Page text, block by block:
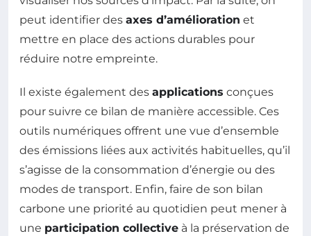
peut identifier des axes d’amélioration et
mettre en place des actions durables pour
réduire notre empreinte.
Il existe également des applications conçues
pour suivre ce bilan de manière accessible. Ces
outils numériques offrent une vue d’ensemble
des émissions liées aux activités habituelles, qu’il
s’agisse de la consommation d’énergie ou des
modes de transport. Enfin, faire de son bilan
carbone une priorité au quotidien peut mener à
une participation collective à la préservation de